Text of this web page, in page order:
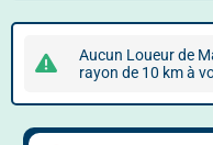
Aucun Loueur de
rayon de 10 km à